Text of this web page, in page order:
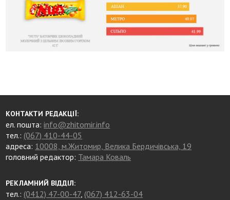
КОНТАКТИ РЕДАКЦІЇ:
ел. пошта:info@zhitomir.info
тел.: (067) 410-44-05
адреса: 10008, м.Житомир, Велика Бердичівська, 19
головний редактор: Тамара Коваль
РЕКЛАМНИЙ ВІДДІЛ:
тел.: (0412) 47-00-47, (067) 412-63-04